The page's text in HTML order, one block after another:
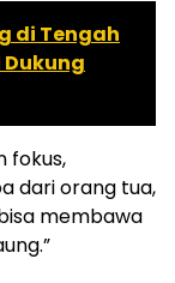
di Tengah
fokus,
dari orang tua,
membawa